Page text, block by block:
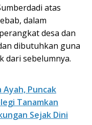
atas
dalam
desa dan
dibutuhkan guna
dari sebelumnya.
Ayah, Puncak
Tanamkan
Sejak Dini